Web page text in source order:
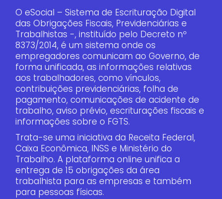
O eSocial – Sistema de Escrituração Digital
das Obrigações Fiscais, Previdenciárias e
Trabalhistas -, instituído pelo Decreto nº
8373/2014, é um sistema onde os
empregadores comunicam ao Governo, de
forma unificada, as informações relativas
aos trabalhadores, como vínculos,
contribuições previdenciárias, folha de
pagamento, comunicações de acidente de
trabalho, aviso prévio, escriturações fiscais e
informações sobre o FGTS.
Trata-se uma iniciativa da Receita Federal,
Caixa Econômica, INSS e Ministério do
Trabalho. A plataforma online unifica a
entrega de 15 obrigações da área
trabalhista para as empresas e também
para pessoas físicas.